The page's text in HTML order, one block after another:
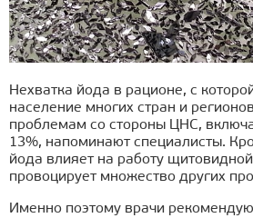
Нехватка йода в рационе, с
население многих стран и
проблемам со стороны ЦНС,
13%, напоминают специалисты.
йода влияет на работу
провоцирует множество других
Именно поэтому врачи